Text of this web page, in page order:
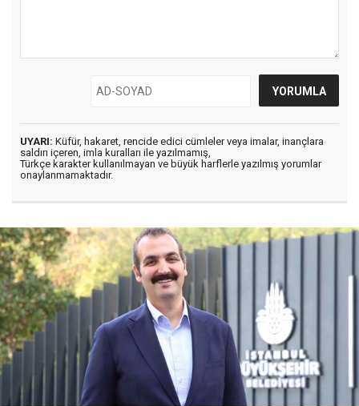
UYARI: Küfür, hakaret, rencide edici cümleler veya imalar, inançlara
saldırı içeren, imla kuralları ile yazılmamış,
Türkçe karakter kullanılmayan ve büyük harflerle yazılmış yorumlar
onaylanmamaktadır.